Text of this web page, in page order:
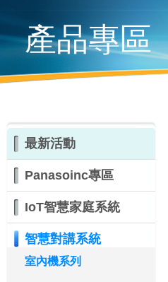
產品專區
最新活動
Panasoinc專區
IoT智慧家庭系統
智慧對講系統
室內機系列